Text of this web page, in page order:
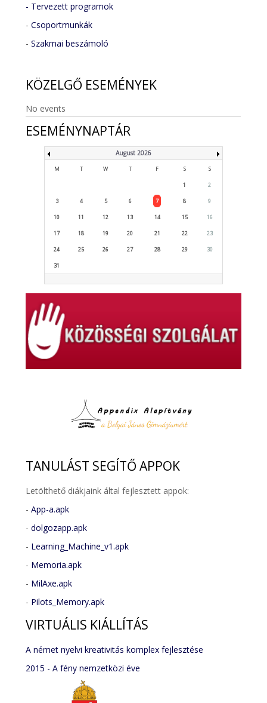
- Tervezett programok
-Csoportmunkák
-Szakmai beszámoló
KÖZELGŐ ESEMÉNYEK
No events
ESEMÉNYNAPTÁR
August 2026
M T W T F S S
1 2
3 4 5 6 7 8 9
10 11 12 13 14 15 16
17 18 19 20 21 22 23
24 25 26 27 28 29 30
31
TANULÁST SEGÍTŐ APPOK
Letölthető diákjaink által fejlesztett appok:
-App-a.apk
-dolgozapp.apk
- Learning_Machine_v1.apk
- Memoria.apk
- MilAxe.apk
- Pilots_Memory.apk
VIRTUÁLIS KIÁLLÍTÁS
A német nyelvi kreativitás komplex fejlesztése
2015 - A fény nemzetközi éve